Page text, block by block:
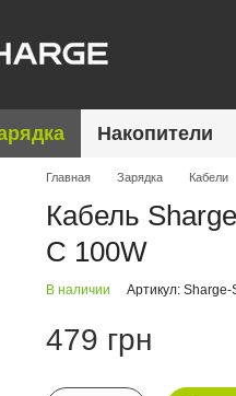
Накопители
Главная Зарядка Кабели
Кабель
C 100W
В наличии Артикул: Sharge-
479 грн